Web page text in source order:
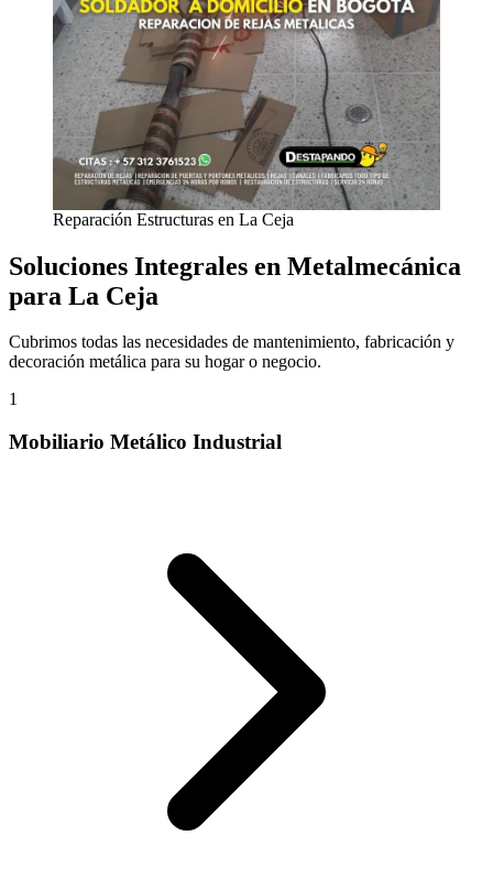
Reparación Estructuras en La Ceja
Soluciones Integrales en Metalmecánica
para La Ceja
Cubrimos todas las necesidades de mantenimiento, fabricación y
decoración metálica para su hogar o negocio.
1
Mobiliario Metálico Industrial